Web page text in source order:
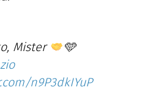
Mister
🩵
n9P3dkIYuP